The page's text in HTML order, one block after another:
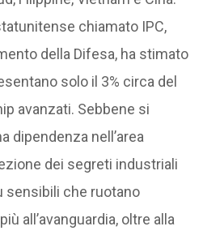
chiamato IPC,
della Difesa, ha stimato
solo il 3% circa del
avanzati. Sebbene si
dipendenza nell’area
dei segreti industriali
sensibili che ruotano
all’avanguardia, oltre alla